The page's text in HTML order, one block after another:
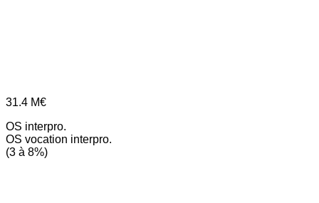
31.4 M€
OS interpro.
OS vocation interpro.
(3 à 8%)